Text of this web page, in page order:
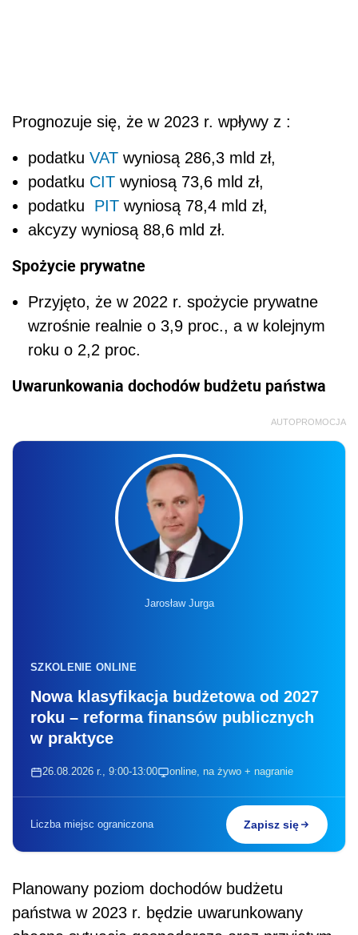
Prognozuje się, że w 2023 r. wpływy z :
podatku VAT wyniosą 286,3 mld zł,
podatku CIT wyniosą 73,6 mld zł,
podatku PIT wyniosą 78,4 mld zł,
akcyzy wyniosą 88,6 mld zł.
Spożycie prywatne
Przyjęto, że w 2022 r. spożycie prywatne
wzrośnie realnie o 3,9 proc., a w kolejnym
roku o 2,2 proc.
Uwarunkowania dochodów budżetu państwa
AUTOPROMOCJA
Jarosław Jurga
SZKOLENIE ONLINE
Nowa klasyfikacja budżetowa od 2027
roku – reforma finansów publicznych
w praktyce
26.08.2026 r., 9:00-13:00 online, na żywo + nagranie
Liczba miejsc ograniczona Zapisz się
Planowany poziom dochodów budżetu
państwa w 2023 r. będzie uwarunkowany